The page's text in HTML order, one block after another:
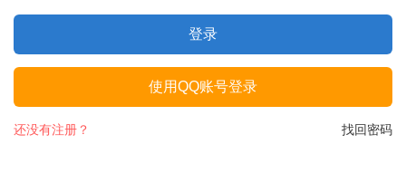
登录
使用QQ账号登录
找回密码
还没有注册？